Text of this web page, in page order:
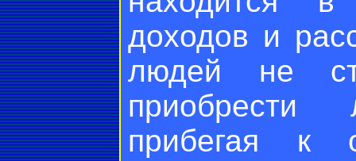
доходов и
людей не
прибегая к